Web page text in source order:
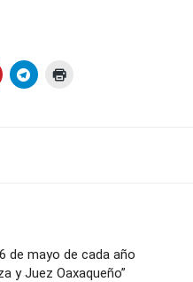
de mayo de cada año
y Juez Oaxaqueño”